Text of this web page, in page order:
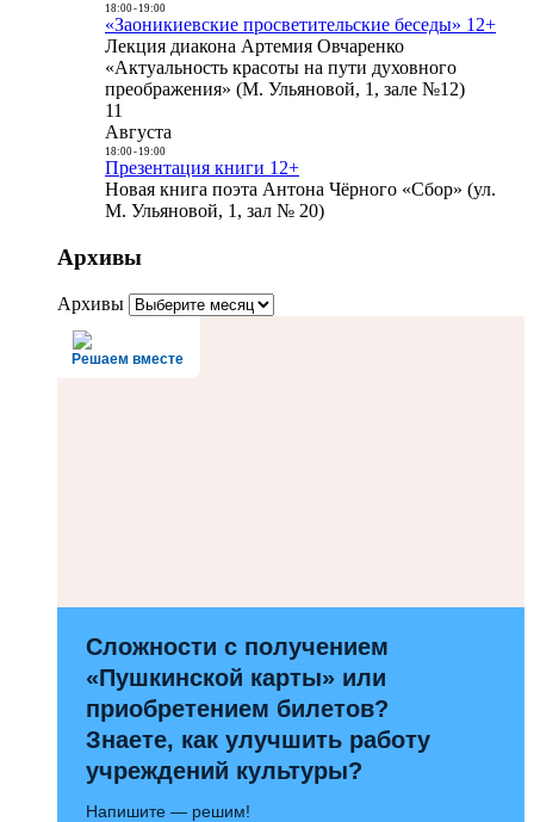
18:00- 19:00
«Заоникиевские просветительские беседы» 12+
Лекция диакона Артемия Овчаренко
«Актуальность красоты на пути духовного
преображения» (М. Ульяновой, 1, зале №12)
11
Августа
18:00- 19:00
Презентация книги 12+
Новая книга поэта Антона Чёрного «Сбор» (ул.
М. Ульяновой, 1, зал № 20)
Архивы
Архивы
Решаем вместе
Сложности с получением
«Пушкинской карты» или
приобретением билетов?
Знаете, как улучшить работу
учреждений культуры?
Напишите — решим!